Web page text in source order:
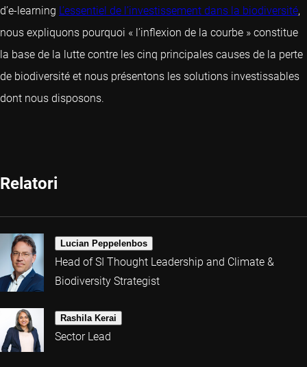
d’e-learning L’essentiel de l’investissement dans la biodiversité,
nous expliquons pourquoi « l’inflexion de la courbe » constitue
la base de la lutte contre les cinq principales causes de la perte
de biodiversité et nous présentons les solutions investissables
dont nous disposons.
Relatori
Lucian Peppelenbos
Head of SI Thought Leadership and Climate &
Biodiversity Strategist
Rashila Kerai
Sector Lead